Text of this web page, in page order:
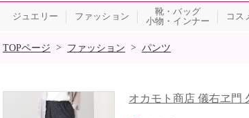
ジュエリー ファッション
靴・バッグ
小物・インナー
コス
SALE
TOPページ > ファッション > パンツ
オカモト商店 儀右ヱ門